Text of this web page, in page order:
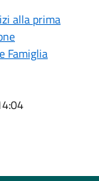
alla prima
Famiglia